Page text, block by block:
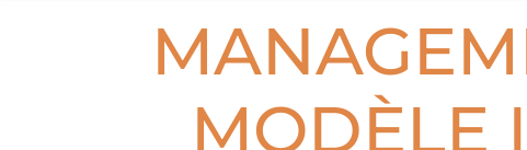
MODÈLE